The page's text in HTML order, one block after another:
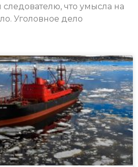
что умысла на
Уголовное дело